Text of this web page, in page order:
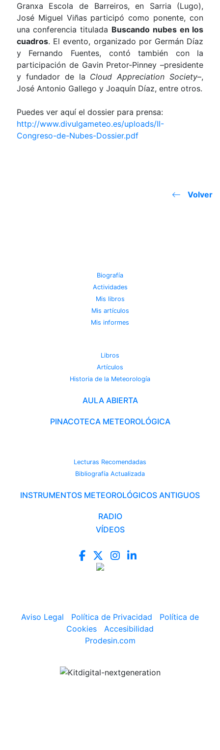
Granxa Escola de Barreiros, en Sarria (Lugo),
José Miguel Viñas participó como ponente, con
una conferencia titulada Buscando nubes en los
cuadros. El evento, organizado por Germán Díaz
y Fernando Fuentes, contó también con la
participación de Gavin Pretor-Pinney –presidente
y fundador de la Cloud Appreciation Society–,
José Antonio Gallego y Joaquín Díaz, entre otros.
Puedes ver aquí el dossier para prensa:
http://www.divulgameteo.es/uploads/II-
Congreso-de-Nubes-Dossier.pdf
Volver
Biografía
Actividades
Mis libros
Mis artículos
Mis informes
Libros
Artículos
Historia de la Meteorología
AULA ABIERTA
PINACOTECA METEOROLÓGICA
Lecturas Recomendadas
Bibliografía Actualizada
INSTRUMENTOS METEOROLÓGICOS ANTIGUOS
RADIO
VÍDEOS
Aviso Legal Política de Privacidad
Política de
Cookies
Accesibilidad
Prodesin.com